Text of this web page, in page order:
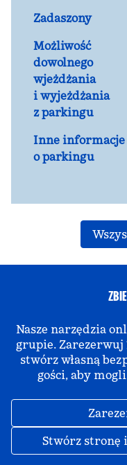
Zadaszony
Możliwość
dowolnego
wjeżdżania
i wyjeżdżania
z parkingu
Inne informacje
o parkingu
Nasze narzędzia
grupie. Zarezerwuj
stwórz własną
gości, aby
Stwórz stronę